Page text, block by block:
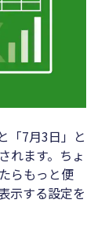
「7月3日」と
れます。ちょ
らもっと便
示する設定を